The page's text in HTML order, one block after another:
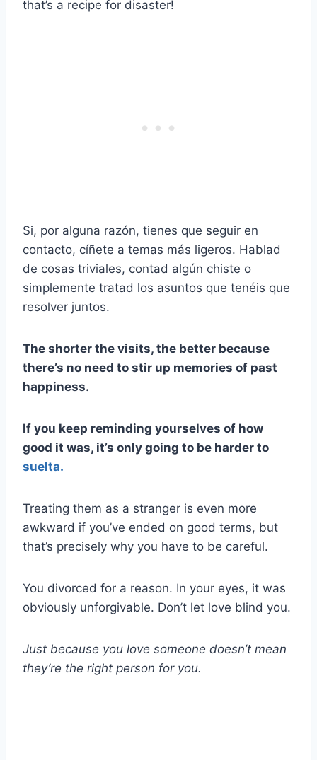
that’s a recipe for disaster!
Si, por alguna razón, tienes que seguir en
contacto, cíñete a temas más ligeros. Hablad
de cosas triviales, contad algún chiste o
simplemente tratad los asuntos que tenéis que
resolver juntos.
The shorter the visits, the better because
there’s no need to stir up memories of past
happiness.
If you keep reminding yourselves of how
good it was, it’s only going to be harder to
suelta.
Treating them as a stranger is even more
awkward if you’ve ended on good terms, but
that’s precisely why you have to be careful.
You divorced for a reason. In your eyes, it was
obviously unforgivable. Don’t let love blind you.
Just because you love someone doesn’t mean
they’re the right person for you.